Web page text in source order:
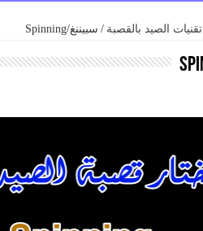
تقنيات الصيد بالقصبة / سبيننغ/Spinning